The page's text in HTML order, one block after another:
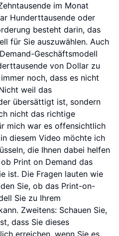
im Monat
Hunderttausende oder
besteht darin, das
für Sie auszuwählen. Auch
Geschäftsmodell
von Dollar zu
noch, dass es nicht
weil das
übersättigt ist, sondern
nicht das richtige
mich war es offensichtlich
diesem Video möchte ich
die Ihnen dabei helfen
Print on Demand das
ist. Die Fragen lauten wie
Sie, ob das Print-on-
Sie zu Ihrem
Zweitens: Schauen Sie,
dass Sie dieses
erreichen, wenn Sie es